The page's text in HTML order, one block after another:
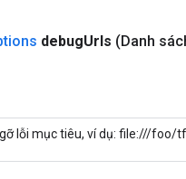
debugUrls (Danh
gỡ lỗi mục tiêu, ví dụ: file:///